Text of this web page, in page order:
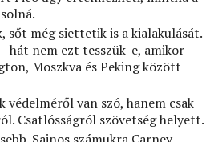
sőt még siettetik is a kialakulását.
hát nem ezt tesszük-e, amikor
Moszkva és Peking között
van szó, hanem csak
Csatlósságról szövetség helyett.